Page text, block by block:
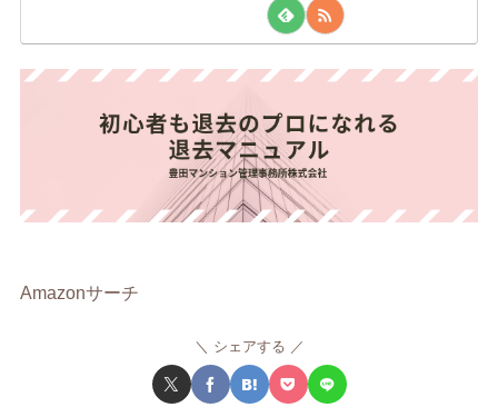
Amazonサーチ
シェアする